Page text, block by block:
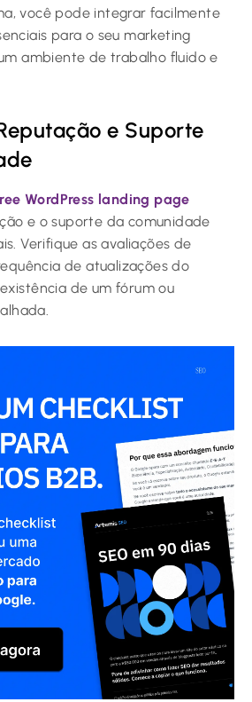
você pode integrar facilmente
para o seu marketing
ambiente de trabalho fluido e
e Suporte
WordPress landing page
e o suporte da comunidade
Verifique as avaliações de
de atualizações do
de um fórum ou